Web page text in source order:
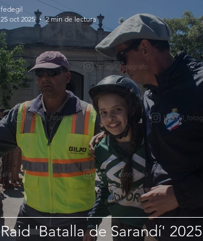
Raid 'Batalla de Sarandí' 2025
fedegil
25 oct 2025
2 min de lectura